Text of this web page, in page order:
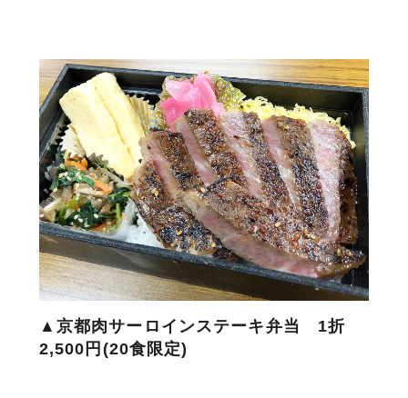
▲京都肉サーロインステーキ弁当 1折
2,500円(20食限定)